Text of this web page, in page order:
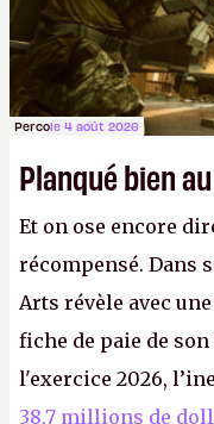
Percole 4 août 2026
Planqué bien
Et on ose encore
récompensé. Dans
Arts révèle avec
fiche de paie de
l'exercice 2026,
38,7 millions de